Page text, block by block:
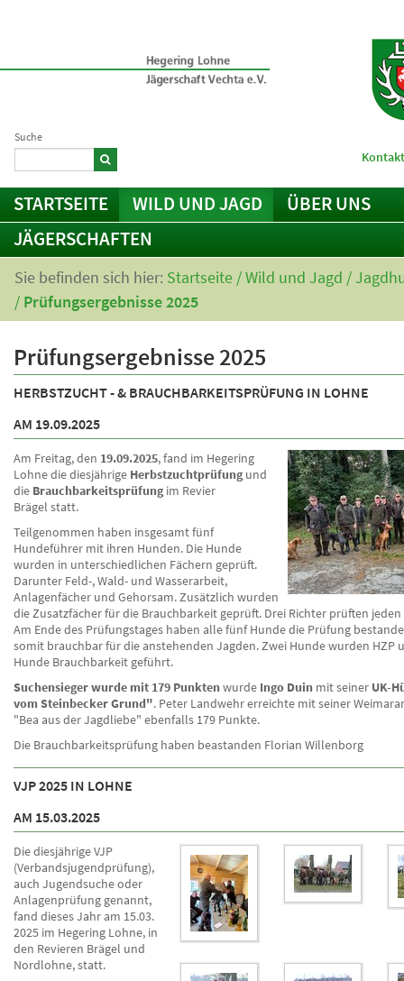
Suche
STARTSEITE WILD UND JAGD
ÜBER UNS
JÄGERSCHAFTEN
Sie befinden sich hier: Startseite /Wild und Jagd /
/ Prüfungsergebnisse 2025
Prüfungsergebnisse 2025
HERBSTZUCHT - & BRAUCHBARKEITSPRÜFUNG IN LOHNE
AM 19.09.2025
Am Freitag, den 19.09.2025, fand im Hegering
Lohne die diesjährige Herbstzuchtprüfungund
die Brauchbarkeitsprüfungim Revier
Brägel statt.
Teilgenommen haben insgesamt fünf
Hundeführer mit ihren Hunden. Die Hunde
wurden in unterschiedlichen Fächern geprüft.
Darunter Feld-, Wald- und Wasserarbeit,
Anlagenfächer und Gehorsam. Zusätzlich wurden
die Zusatzfächer für die Brauchbarkeit geprüft. Drei Richter prüften
Am Ende des Prüfungstages haben alle fünf Hunde die Prüfung
somit brauchbar für die anstehenden Jagden. Zwei Hunde wurden HZP
Hunde Brauchbarkeit geführt.
Suchensieger wurde mit 179 Punktenwurde Ingo Duin mit seiner UK-
vom Steinbecker Grund". Peter Landwehr erreichte mit seiner
"Bea aus der Jagdliebe" ebenfalls 179 Punkte.
Die Brauchbarkeitsprüfung haben beastanden Florian Willenborg
VJP 2025 IN LOHNE
AM 15.03.2025
Die diesjährige VJP
(Verbandsjugendprüfung),
auch Jugendsuche oder
Anlagenprüfung genannt,
fand dieses Jahr am 15.03.
2025 im Hegering Lohne, in
den Revieren Brägel und
Nordlohne, statt.